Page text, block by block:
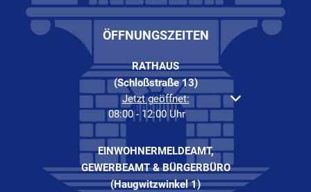
ÖFFNUNGSZEITEN
RATHAUS
(Schloßstraße 13)
Klicken, um weitere Öffnungs- oder Schließzeiten
Jetzt geöffnet:
08:00- 12:00 Uhr Von 08:00 bis 12:00
EINWOHNERMELDEAMT,
GEWERBEAMT & BÜRGERBÜRO
(Haugwitzwinkel 1)